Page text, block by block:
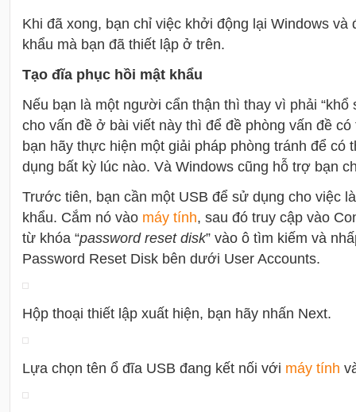
Khi đã xong, bạn chỉ việc khởi động lại Windows và
khẩu mà bạn đã thiết lập ở trên.
Tạo đĩa phục hồi mật khẩu
Nếu bạn là một người cẩn thận thì thay vì phải “khổ
cho vấn đề ở bài viết này thì để đề phòng vấn đề
bạn hãy thực hiện một giải pháp phòng tránh để có
dụng bất kỳ lúc nào. Và Windows cũng hỗ trợ bạn
Trước tiên, bạn cần một USB để sử dụng cho việc
khẩu. Cắm nó vào máy tính, sau đó truy cập vào
từ khóa “password reset disk” vào ô tìm kiếm và
Password Reset Disk bên dưới User Accounts.
Hộp thoại thiết lập xuất hiện, bạn hãy nhấn Next.
Lựa chọn tên ổ đĩa USB đang kết nối với máy tính